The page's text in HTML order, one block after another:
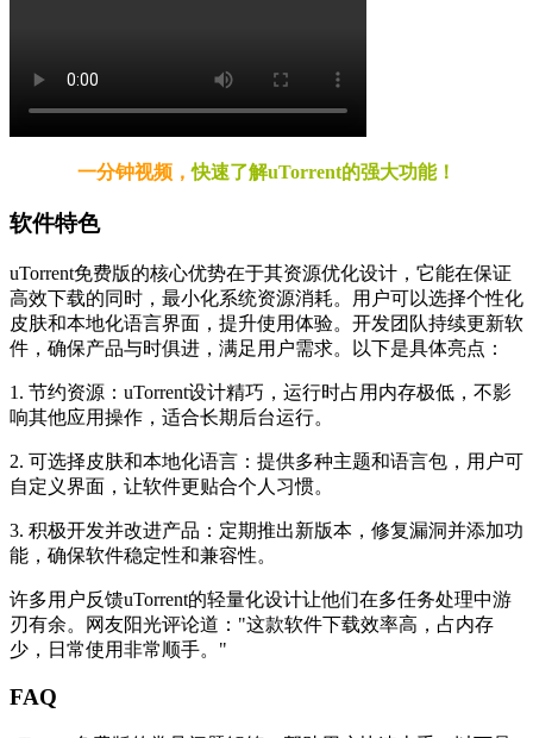
一分钟视频，快速了解uTorrent的强大功能！
软件特色
uTorrent免费版的核心优势在于其资源优化设计，它能在保证
高效下载的同时，最小化系统资源消耗。用户可以选择个性化
皮肤和本地化语言界面，提升使用体验。开发团队持续更新软
件，确保产品与时俱进，满足用户需求。以下是具体亮点：
1. 节约资源：uTorrent设计精巧，运行时占用内存极低，不影
响其他应用操作，适合长期后台运行。
2. 可选择皮肤和本地化语言：提供多种主题和语言包，用户可
自定义界面，让软件更贴合个人习惯。
3. 积极开发并改进产品：定期推出新版本，修复漏洞并添加功
能，确保软件稳定性和兼容性。
许多用户反馈uTorrent的轻量化设计让他们在多任务处理中游
刃有余。网友阳光评论道："这款软件下载效率高，占内存
少，日常使用非常顺手。"
FAQ